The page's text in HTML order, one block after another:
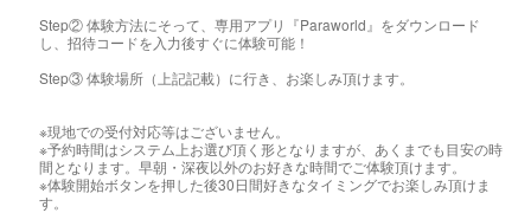
Step② 体験方法にそって、専用アプリ『Paraworld』をダウンロード
し、招待コードを入力後すぐに体験可能！
Step③ 体験場所（上記記載）に行き、お楽しみ頂けます。
※現地での受付対応等はございません。
※予約時間はシステム上お選び頂く形となりますが、あくまでも目安の時
間となります。早朝・深夜以外のお好きな時間でご体験頂けます。
※体験開始ボタンを押した後30日間好きなタイミングでお楽しみ頂けま
す。